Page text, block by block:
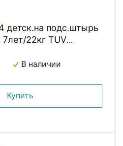
детск.на подс.штырь
22кг TUV
В наличии
Купить